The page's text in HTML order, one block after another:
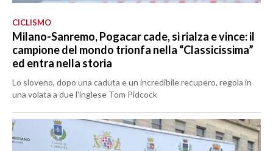
CICLISMO
Milano-Sanremo, Pogacar cade, si rialza e vince: il
campione del mondo trionfa nella “Classicissima”
ed entra nella storia
Lo sloveno, dopo una caduta e un incredibile recupero, regola in
una volata a due l'inglese Tom Pidcock